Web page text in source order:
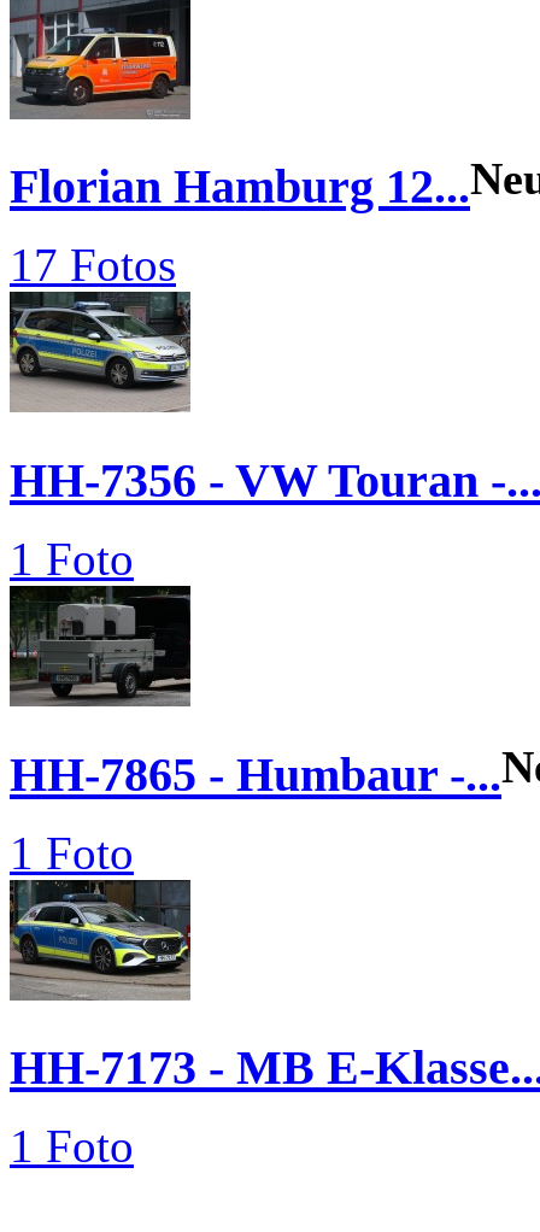
Florian Hamburg 12...
17 Fotos
HH-7356 - VW Touran -
1 Foto
HH-7865 - Humbaur -...
1 Foto
HH-7173 - MB E-
1 Foto